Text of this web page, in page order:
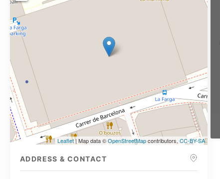
Leaflet| Map data ©OpenStreetMapcontributors,CC-BY-SA
ADDRESS & CONTACT